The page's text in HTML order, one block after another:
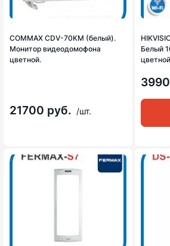
COMMAX CDV-70KM (белый).
Монитор видеодомофона
цветной.
21700 руб. /шт.
Белый